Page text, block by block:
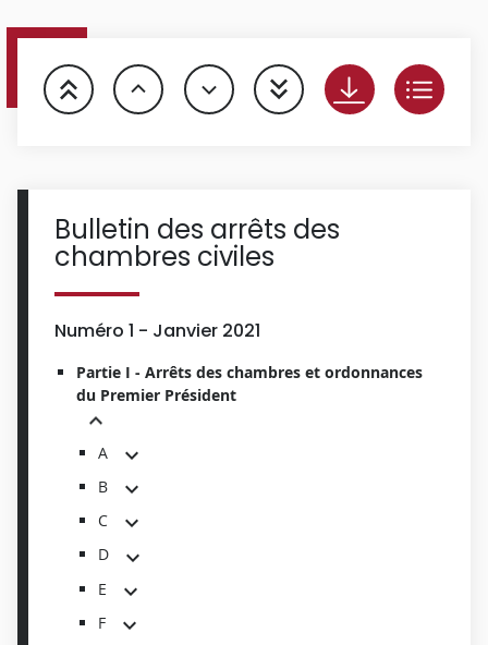
Bulletin des arrêts des
chambres civiles
Numéro 1 - Janvier 2021
Partie I - Arrêts des chambres et ordonnances
du Premier Président
A
B
C
D
E
F